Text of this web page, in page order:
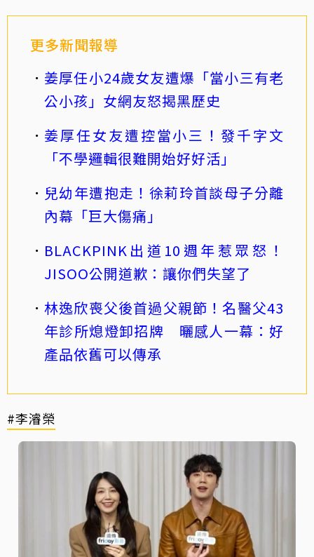
更多新聞報導
姜厚任小24歲女友遭爆「當小三有老
公小孩」女網友怒揭黑歷史
姜厚任女友遭控當小三！發千字文
「不學邏輯很難開始好好活」
兒幼年遭抱走！徐莉玲首談母子分離
內幕「巨大傷痛」
BLACKPINK出道10週年惹眾怒！
JISOO公開道歉：讓你們失望了
林逸欣喪父後首過父親節！名醫父43
年診所熄燈卸招牌 曬感人一幕：好
產品依舊可以傳承
#李濬榮